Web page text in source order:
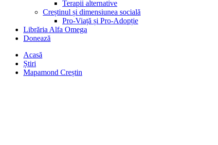
Terapii alternative
Creștinul și dimensiunea socială
Pro-Viață și Pro-Adopție
Librăria Alfa Omega
Donează
Acasă
Știri
Mapamond Creștin